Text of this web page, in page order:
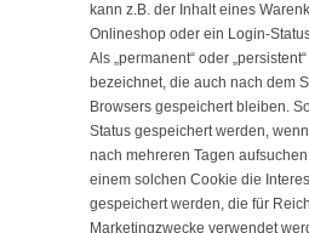
kann z.B. der Inhalt eines
Onlineshop oder ein Login-
Als „permanent“ oder
bezeichnet, die auch nach dem
Browsers gespeichert bleiben.
Status gespeichert werden,
nach mehreren Tagen
einem solchen Cookie die
gespeichert werden, die für
Marketingzwecke verwendet